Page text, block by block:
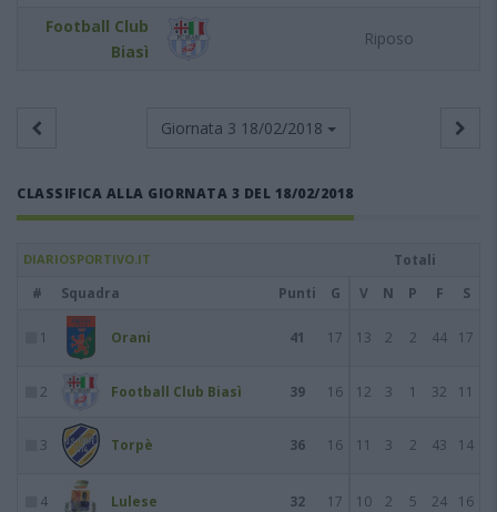
Football Club
Biasì
Riposo
Giornata 3 18/02/2018
CLASSIFICA ALLA GIORNATA 3 DEL 18/02/2018
DIARIOSPORTIVO.IT
Totali
#
Squadra Punti G V N P F S
1 Orani 41 17 13 2 2 44 17
2 Football Club Biasì 39 16 12 3 1 32 11
3 Torpè 36 16 11 3 2 43 14
4 Lulese 32 17 10 2 5 24 16